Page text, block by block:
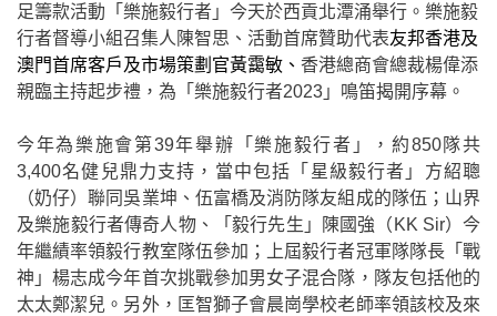
足籌款活動「樂施毅行者」今天於西貢北潭涌舉行。樂施毅
行者督導小組召集人陳智思、 活動首席贊助代表友邦香港及
澳門首席客戶及市場策劃官黃靄敏 、 香港總商會總裁楊偉添
親臨主持起步禮，為「樂施毅行者2023 」鳴笛揭開序幕。
今年為樂施會第39年舉辦「樂施毅行者」，約850隊共
3,400名健兒鼎力支持，當中包括「星級毅行者」方紹聰
（奶仔）聯同吳業坤、伍富橋及消防隊友組成的隊伍；山界
及樂施毅行者傳奇人物、「毅行先生」陳國強（ KK Sir）今
年繼績率領毅行教室隊伍參加；上屆毅行者冠軍隊隊長「戰
神」楊志成今年首次挑戰參加男女子混合隊，隊友包括他的
太太鄭潔兒。另外，匡智獅子會晨崗學校老師率領該校及來